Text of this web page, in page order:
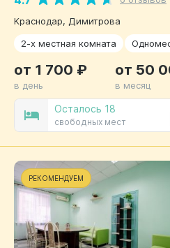
Краснодар, Димитрова
2-х местная комната
Осталось 18
свободных мест
от 1 700 ₽
в день
от 50
в месяц
РЕКОМЕНДУЕМ